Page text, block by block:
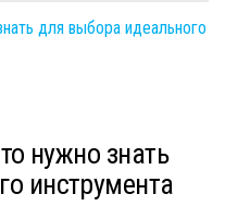
нужно знать
инструмента